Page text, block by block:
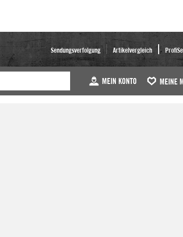
Sendungsverfolgung Artikelvergleich
MEIN KONTO MEINE